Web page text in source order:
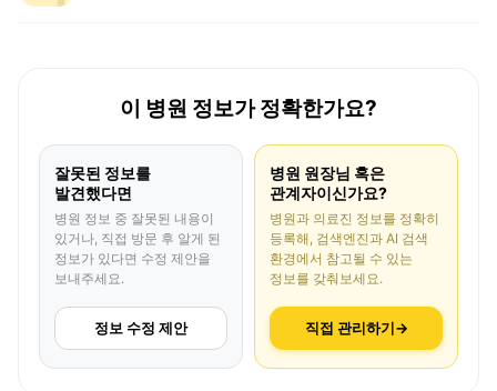
이 병원 정보가 정확한가요?
잘못된 정보를
발견했다면
병원 정보 중 잘못된 내용이
있거나, 직접 방문 후 알게 된
정보가 있다면 수정 제안을
보내주세요.
정보 수정 제안
병원 원장님 혹은
관계자이신가요?
병원과 의료진 정보를 정확히
등록해, 검색엔진과 AI 검색
환경에서 참고될 수 있는
정보를 갖춰보세요.
직접 관리하기→